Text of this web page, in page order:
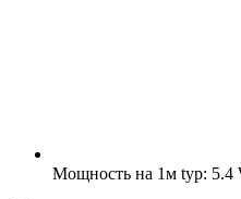
Мощность на 1м typ: 5.4